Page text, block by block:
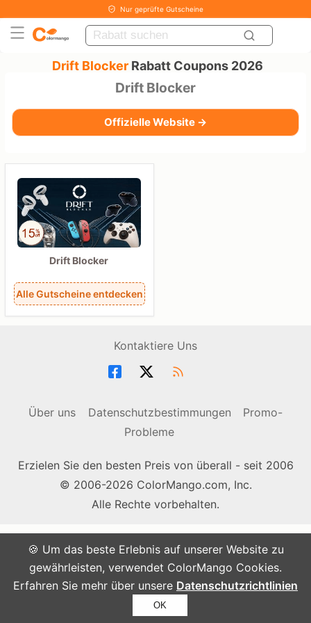
🍪 Um das beste Erlebnis auf unserer Website zu
gewährleisten, verwendet ColorMango Cookies.
Erfahren Sie mehr über unsere Datenschutzrichtlinien
OK
Nur geprüfte Gutscheine
Drift Blocker Rabatt Coupons 2026
Drift Blocker
Offizielle Website →
Drift Blocker
Alle Gutscheine entdecken
Kontaktiere Uns
Über uns Datenschutzbestimmungen
Promo-
Probleme
Erzielen Sie den besten Preis von überall - seit 2006
© 2006-2026 ColorMango.com, Inc.
Alle Rechte vorbehalten.